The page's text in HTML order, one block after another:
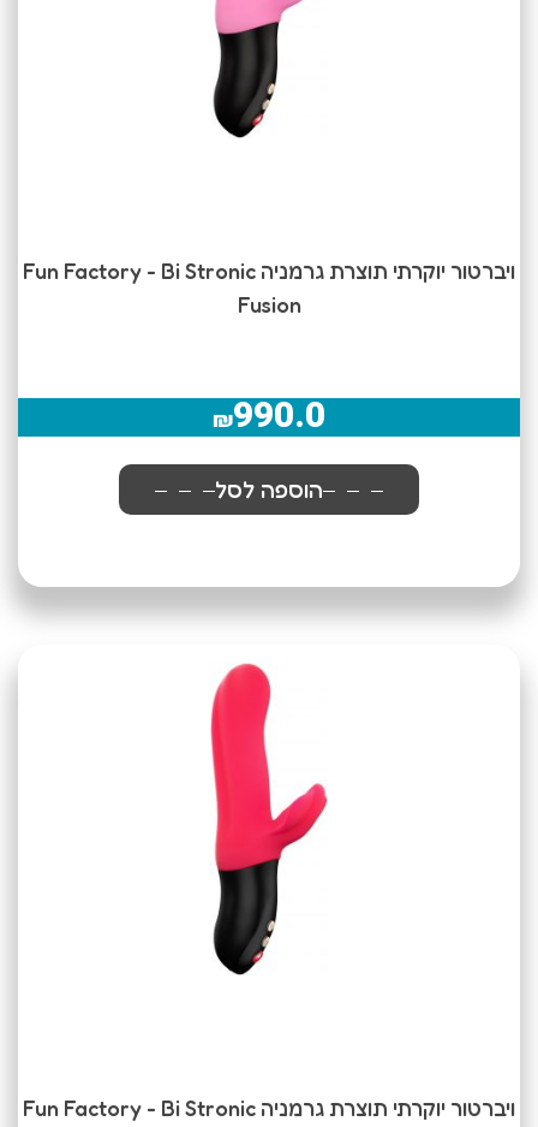
ויברטור יוקרתי תוצרת גרמניה Fun Factory - Bi Stronic
Fusion
₪990.0
הוספה לסל
ויברטור יוקרתי תוצרת גרמניה Fun Factory - Bi Stronic